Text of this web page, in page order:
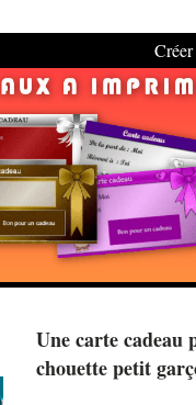
Créer
Une carte cadeau
chouette petit